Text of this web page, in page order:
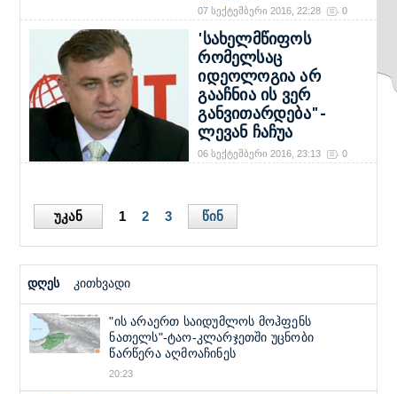
07 სექტემბერი 2016, 22:28 0
→
'სახელმწიფოს
რომელსაც
იდეოლოგია არ
გააჩნია ის ვერ
განვითარდება" -
ლევან ჩაჩუა
06 სექტემბერი 2016, 23:13 0
უკან 1 2 3 წინ
დღეს კითხვადი
"ის არაერთ საიდუმლოს მოჰფენს
ნათელს"-ტაო-კლარჯეთში უცნობი
წარწერა აღმოაჩინეს
20:23